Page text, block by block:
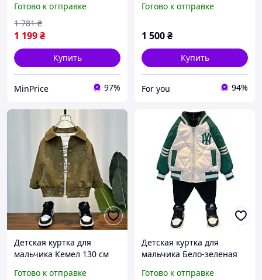
мес зеленая шалфей
стеганая утепленная
Готово к отправке
1 199₴
1 781 ₴
Купить
MinPrice 97%
Готово к отправке
1 500₴
Купить
For you 94%
Детская куртка для
мальчика Кемел 130 см
Готово к отправке
Детская куртка для
мальчика Бело-зеленая
Готово к отправке